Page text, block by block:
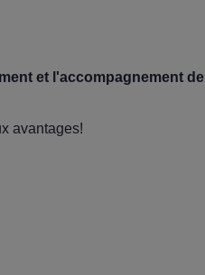
et l'accompagnement de
avantages!